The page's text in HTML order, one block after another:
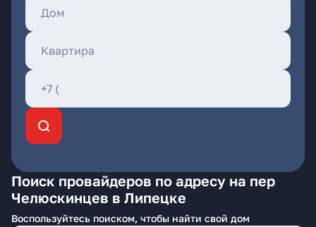
Поиск провайдеров по адресу на пер
Челюскинцев в Липецке
Воспользуйтесь поиском, чтобы найти свой дом